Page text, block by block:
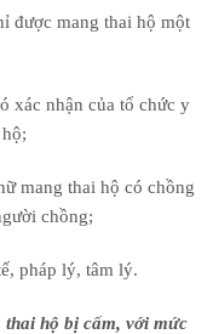
được mang thai hộ một
xác nhận của tổ chức y
mang thai hộ có chồng
chồng;
pháp lý, tâm lý.
hộ bị cấm, với mức